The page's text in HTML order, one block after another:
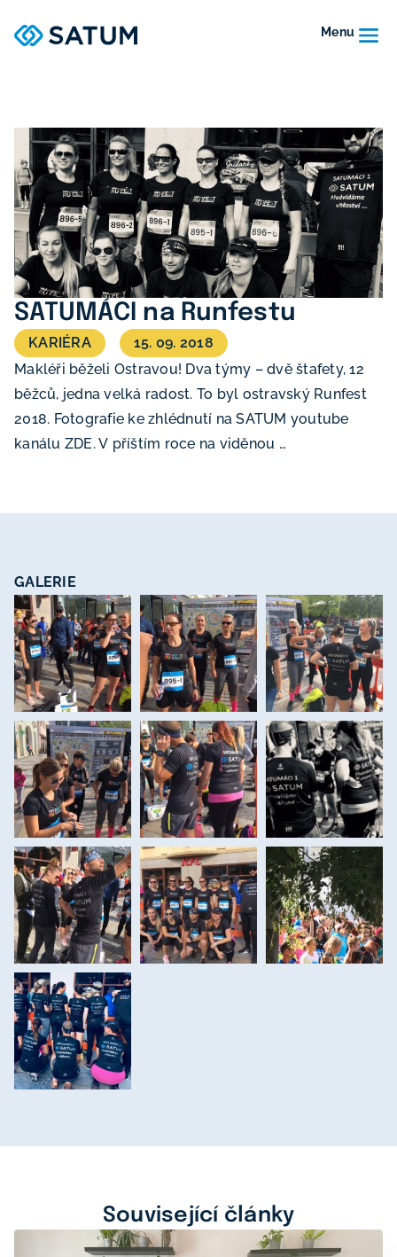
Menu
SATUMÁCI na Runfestu
KARIÉRA
15. 09. 2018
Makléři běželi Ostravou! Dva týmy – dvě štafety, 12
běžců, jedna velká radost. To byl ostravský Runfest
2018. Fotografie ke zhlédnutí na SATUM youtube
kanálu ZDE. V příštím roce na viděnou …
GALERIE
Související články